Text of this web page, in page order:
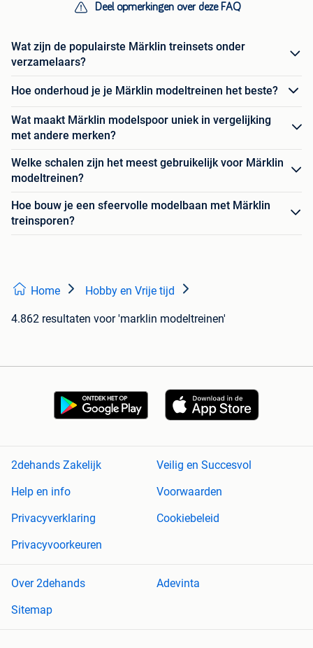
Deel opmerkingen over deze FAQ
Wat zijn de populairste Märklin treinsets onder
verzamelaars?
Hoe onderhoud je je Märklin modeltreinen het beste?
Wat maakt Märklin modelspoor uniek in vergelijking
met andere merken?
Welke schalen zijn het meest gebruikelijk voor Märklin
modeltreinen?
Hoe bouw je een sfeervolle modelbaan met Märklin
treinsporen?
Home Hobby en Vrije tijd
4.862 resultaten voor 'marklin modeltreinen'
2dehands Zakelijk
Veilig en Succesvol
Help en info
Voorwaarden
Privacyverklaring
Cookiebeleid
Privacyvoorkeuren
Over 2dehands
Adevinta
Sitemap